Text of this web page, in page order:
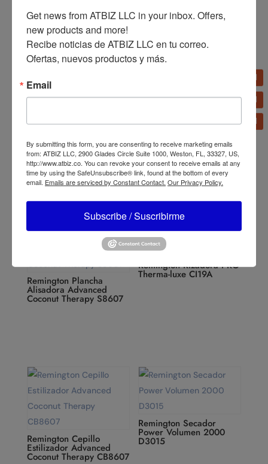
Remington Plancha
Alisadora Morado S5520 Prothermaluxe CI91W1
Remington Rizador 2 en
1 CI63N1
Remington Secador de
Viaje D5000
Remington Plancha
Alisadora Advanced
Coconut Therapy S8607
Remington Rizadora PRO
Therma-luxe CI19A
Remington Cepillo
Estilizador Advanced
Coconut Therapy CB8607
Remington Secador
Power Volumen 2000
D3015
Get news from ATBIZ LLC in your inbox. Offers,
new products and more!
Recibe noticias de ATBIZ LLC en tu correo.
Ofertas, nuevos productos y más.
Email
By submitting this form, you are consenting to receive marketing emails
from: ATBIZ LLC, 2900 Glades Circle Suite 1000, Weston, FL, 33327, US,
http://www.atbiz.co. You can revoke your consent to receive emails at any
time by using the SafeUnsubscribe® link, found at the bottom of every
email. Emails are serviced by Constant Contact. Our Privacy Policy.
Subscribe / Suscribirme